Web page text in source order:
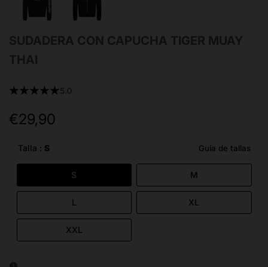
SUDADERA CON CAPUCHA TIGER MUAY
THAI
★★★★★5.0
Precio
oferta
€29,90
Talla : S Guía de tallas
S M
L XL
XXL